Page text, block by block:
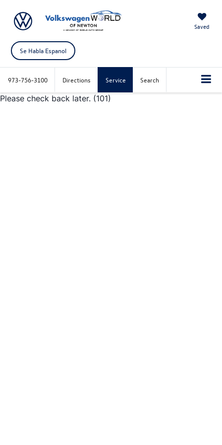
Saved
Se Habla Espanol
973-756-3100 Directions Service Search